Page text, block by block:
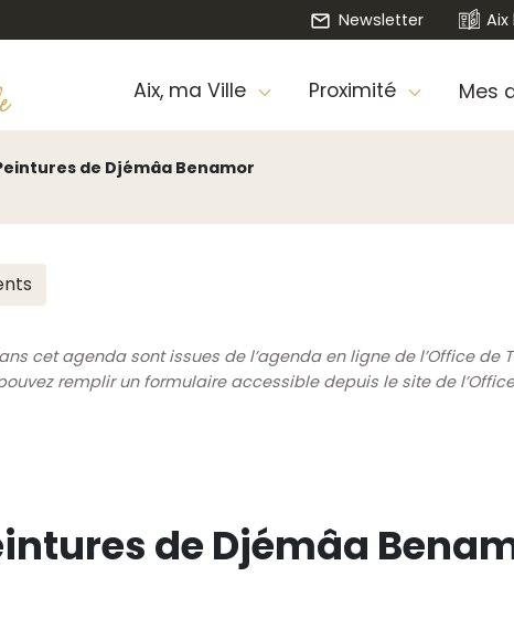
Newsletter Aix
Aix, ma Ville Proximité Mes
de Djémâa Benamor
cet agenda sont issues de l’agenda en ligne de l’Office de
remplir un formulaire accessible depuis le site de
de Djémâa